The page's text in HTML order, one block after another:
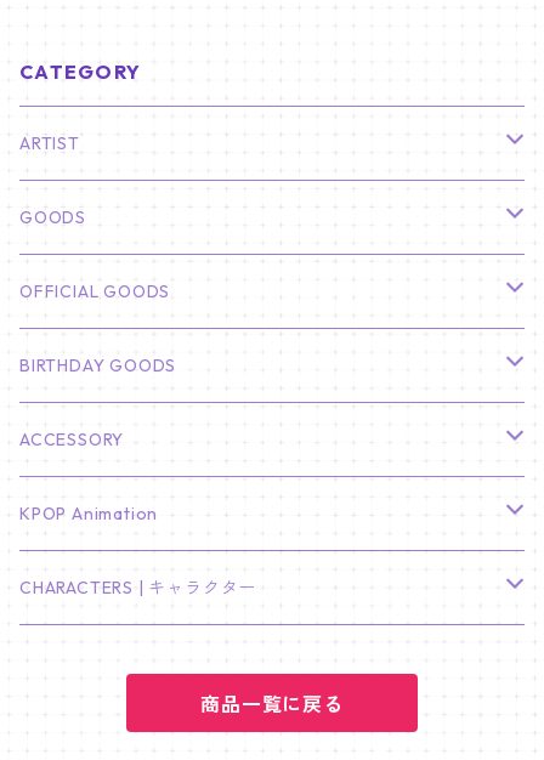
CATEGORY
ARTIST
俳優
CHA EUN WOO
BTS
JIN
SEVENTEEN
S.COUPS
Stray Kids
バンチャン
TXT
ヨンジュン
ENHYPEN
GOODS
カレンダー
壁掛けカレンダー
フォトカードセット(60枚入り)
韓国語単語カード
プレミアム写真集
ステッカー&粘着メモ紙セット
キャンバスフレーム
OFFICIAL GOODS
LIGHT STICK
Light Stick Pouch
BT21
Stray Kids
MANIAC ENCORE
SKZOO
SKZ'S MAGIC SCHOOL
LE SSERAFIM
BIRTHDAY GOODS
01/01 WINTER
01/16 SEUNGKWAN
02/01 DOYOUNG
ACCESSORY
PIERCE
EARRING
KPOP Animation
KPop Demon Hunters
CHARACTERS | キャラクター
マイメロディ My Melody
商品一覧に戻る